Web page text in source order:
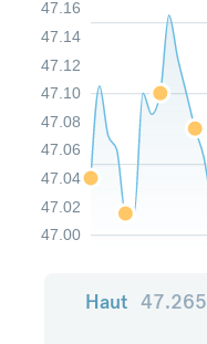
47.00
47.02
47.04
47.06
47.08
47.10
47.12
47.14
47.16
Haut 47.265